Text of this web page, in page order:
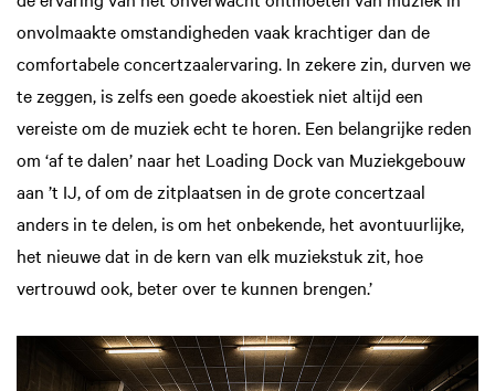
onvolmaakte omstandigheden vaak krachtiger dan de
comfortabele concertzaalervaring. In zekere zin, durven we
te zeggen, is zelfs een goede akoestiek niet altijd een
vereiste om de muziek echt te horen. Een belangrijke reden
om ‘af te dalen’ naar het Loading Dock van Muziekgebouw
aan ’t IJ, of om de zitplaatsen in de grote concertzaal
anders in te delen, is om het onbekende, het avontuurlijke,
het nieuwe dat in de kern van elk muziekstuk zit, hoe
vertrouwd ook, beter over te kunnen brengen.’